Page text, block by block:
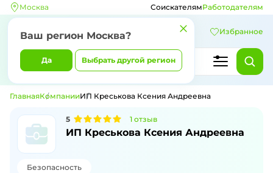
Москва
Ваш регион Москва?
Да Выбрать другой регион
СоискателямРаботодателям
Избранное
ГлавнаяКомпанииИП Креськова Ксения Андреевна
5 1 отзыв
ИП Креськова Ксения Андреевна
Безопасность